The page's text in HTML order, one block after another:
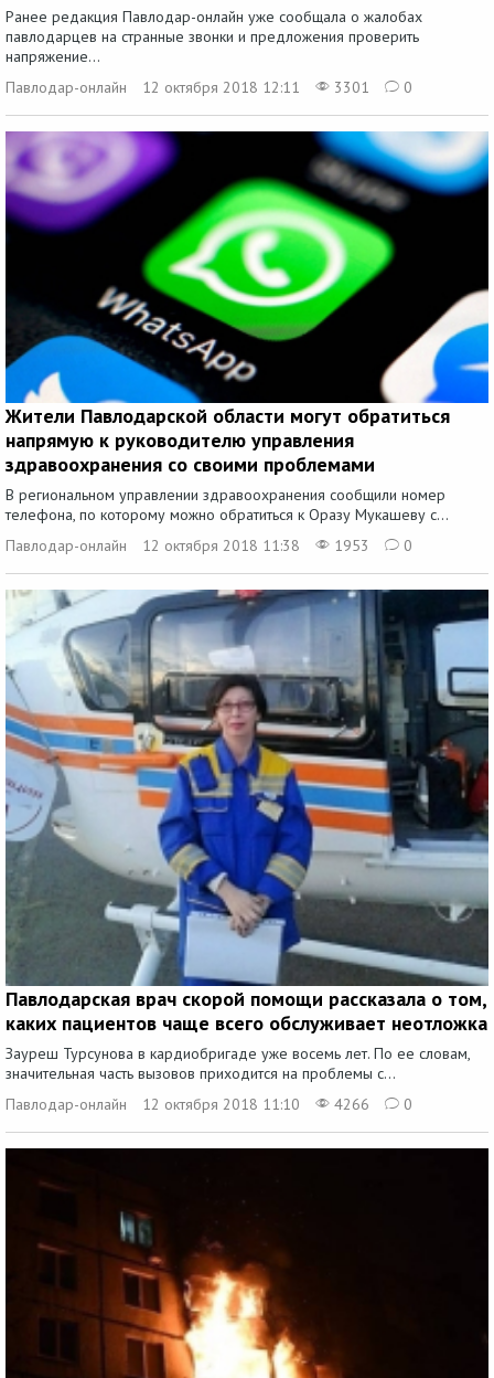
Ранее редакция Павлодар-онлайн уже сообщала о жалобах
павлодарцев на странные звонки и предложения проверить
напряжение...
Павлодар-онлайн
12 октября 2018 12:11 3301 0
Жители Павлодарской области могут обратиться
напрямую к руководителю управления
здравоохранения со своими проблемами
В региональном управлении здравоохранения сообщили номер
телефона, по которому можно обратиться к Оразу Мукашеву с...
Павлодар-онлайн
12 октября 2018 11:38 1953 0
Павлодарская врач скорой помощи рассказала о том,
каких пациентов чаще всего обслуживает неотложка
Зауреш Турсунова в кардиобригаде уже восемь лет. По ее словам,
значительная часть вызовов приходится на проблемы с...
Павлодар-онлайн
12 октября 2018 11:10 4266 0